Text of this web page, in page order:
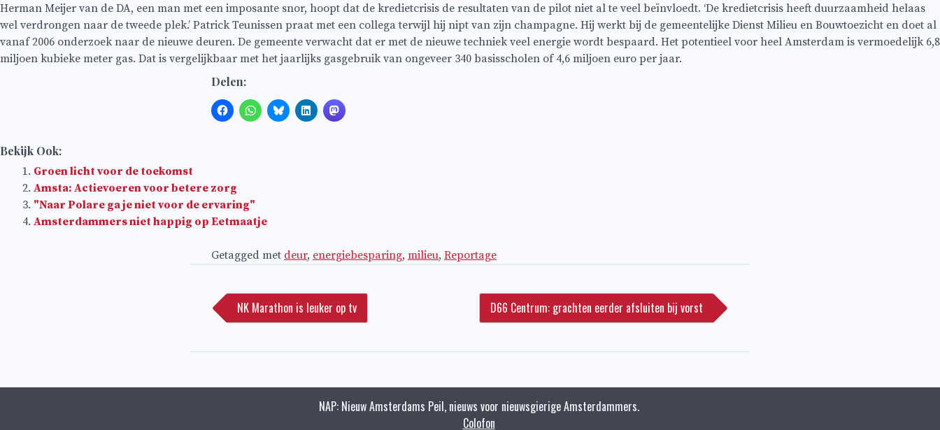
Herman Meijer van de DA, een man met een imposante snor, hoopt dat de kredietcrisis de resultaten van de pilot niet al te veel beïnvloedt. ‘De kredietcrisis heeft duurzaamheid helaas
wel verdrongen naar de tweede plek.’ Patrick Teunissen praat met een collega terwijl hij nipt van zijn champagne. Hij werkt bij de gemeentelijke Dienst Milieu en Bouwtoezicht en doet al
vanaf 2006 onderzoek naar de nieuwe deuren. De gemeente verwacht dat er met de nieuwe techniek veel energie wordt bespaard. Het potentieel voor heel Amsterdam is vermoedelijk 6,8
miljoen kubieke meter gas. Dat is vergelijkbaar met het jaarlijks gasgebruik van ongeveer 340 basisscholen of 4,6 miljoen euro per jaar.
Delen:
Bekijk Ook:
Groen licht voor de toekomst
Amsta: Actievoeren voor betere zorg
"Naar Polare ga je niet voor de ervaring"
Amsterdammers niet happig op Eetmaatje
Getagged met deur, energiebesparing, milieu, Reportage
navigatie
NK Marathon is leuker op tv D66 Centrum: grachten eerder afsluiten bij vorst
NAP: Nieuw Amsterdams Peil, nieuws voor nieuwsgierige Amsterdammers.
Colofon